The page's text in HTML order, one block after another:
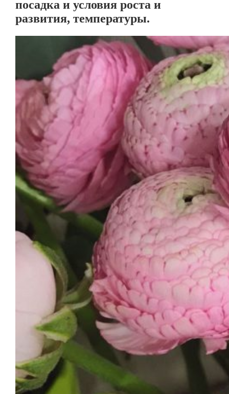
посадка и условия роста и
развития, температуры.